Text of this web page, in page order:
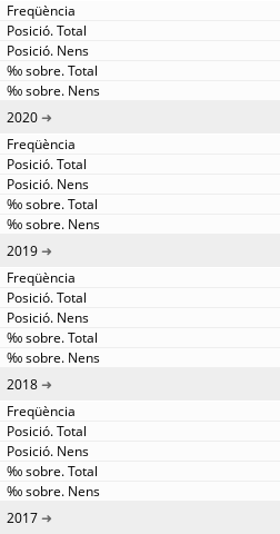
2020
2019
2018
2017